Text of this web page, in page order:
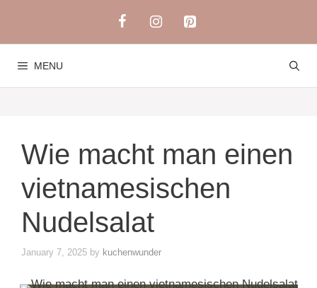
content
MENU
Wie macht man einen
vietnamesischen
Nudelsalat
January 7, 2025 by kuchenwunder